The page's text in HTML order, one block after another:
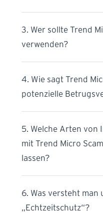
3. Wer sollte Trend
verwenden?
4. Wie sagt Trend
potenzielle
5. Welche Arten von
mit Trend Micro
lassen?
6. Was versteht man
„Echtzeitschutz“?